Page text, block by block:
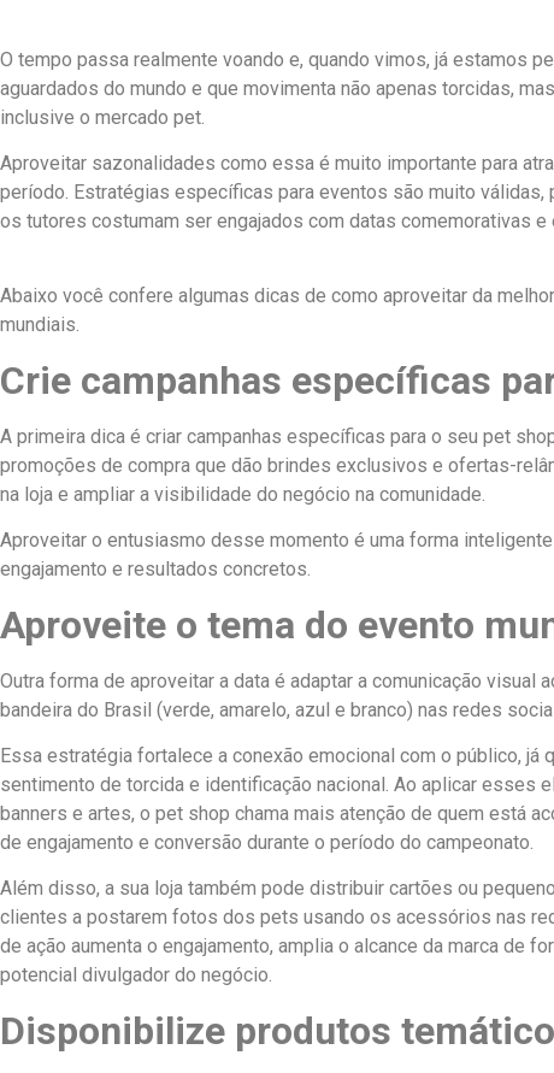
O tempo passa realmente voando e, quando vimos, já estamos
aguardados do mundo e que movimenta não apenas torcidas,
inclusive o mercado pet.
Aproveitar sazonalidades como essa é muito importante para
período. Estratégias específicas para eventos são muito
os tutores costumam ser engajados com datas comemorativas e
Abaixo você confere algumas dicas de como aproveitar da
mundiais.
Crie campanhas específicas
A primeira dica é criar campanhas específicas para o seu pet
promoções de compra que dão brindes exclusivos e ofertas-
na loja e ampliar a visibilidade do negócio na comunidade.
Aproveitar o entusiasmo desse momento é uma forma
engajamento e resultados concretos.
Aproveite o tema do evento
Outra forma de aproveitar a data é adaptar a comunicação
bandeira do Brasil (verde, amarelo, azul e branco) nas redes
Essa estratégia fortalece a conexão emocional com o público, já
sentimento de torcida e identificação nacional. Ao aplicar esses
banners e artes, o pet shop chama mais atenção de quem está
de engajamento e conversão durante o período do campeonato.
Além disso, a sua loja também pode distribuir cartões ou
clientes a postarem fotos dos pets usando os acessórios nas
de ação aumenta o engajamento, amplia o alcance da marca de
potencial divulgador do negócio.
Disponibilize produtos